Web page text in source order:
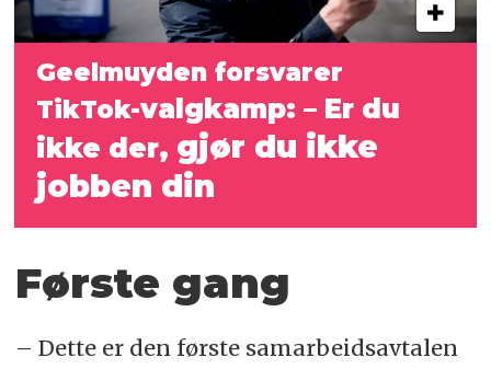
Geelmuyden forsvarer
TikTok-valgkamp:– Er du
ikke der, gjør du ikke
jobben din
Første gang
– Dette er den første samarbeidsavtalen